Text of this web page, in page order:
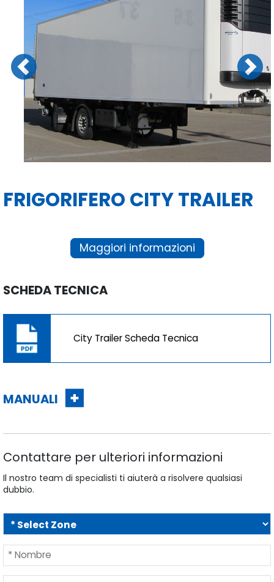
Previous Next
FRIGORIFERO CITY TRAILER
Maggiori informazioni
Il nostro team di specialisti ti aiuterà a risolvere qualsiasi
dubbio.